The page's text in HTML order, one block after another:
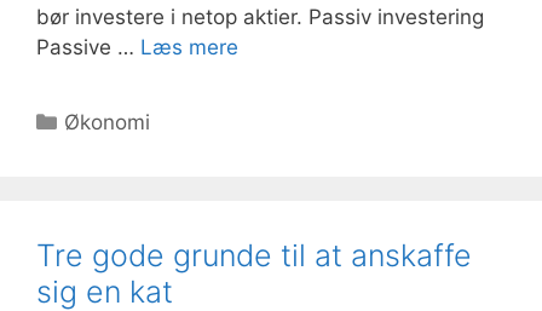
bør investere i netop aktier. Passiv investering
Passive … Læs mere
Kategorier
Økonomi
Tre gode grunde til at anskaffe
sig en kat